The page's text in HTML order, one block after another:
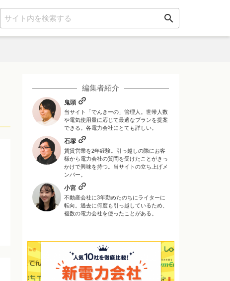
search
編集者紹介
鬼頭
当サイト「でんきーの」管理人。世帯人数
や電気使用量に応じて最適なプランを提案
できる。各電力会社にとても詳しい。
石塚
賃貸営業を2年経験。引っ越しの際にお客
様から電力会社の質問を受けたことがきっ
かけで興味を持つ。当サイトの立ち上げメ
ンバー。
小宮
不動産会社に3年勤めたのちにライターに
転向。過去に何度も引っ越しているため、
複数の電力会社を使ったことがある。